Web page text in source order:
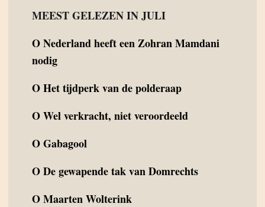
MEEST GELEZEN IN JULI
ONederland heeft een Zohran Mamdani
nodig
OHet tijdperk van de polderaap
OWel verkracht, niet veroordeeld
OGabagool
ODe gewapende tak van Domrechts
OMaarten Wolterink